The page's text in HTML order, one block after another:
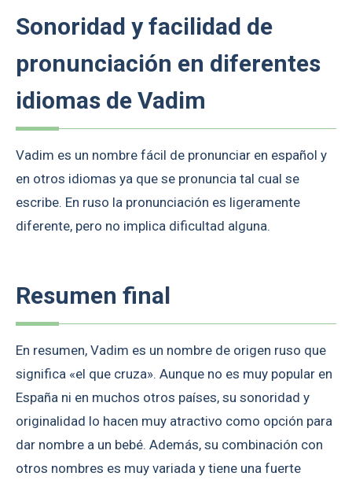
Sonoridad y facilidad de
pronunciación en diferentes
idiomas de Vadim
Vadim es un nombre fácil de pronunciar en español y
en otros idiomas ya que se pronuncia tal cual se
escribe. En ruso la pronunciación es ligeramente
diferente, pero no implica dificultad alguna.
Resumen final
En resumen, Vadim es un nombre de origen ruso que
significa «el que cruza». Aunque no es muy popular en
España ni en muchos otros países, su sonoridad y
originalidad lo hacen muy atractivo como opción para
dar nombre a un bebé. Además, su combinación con
otros nombres es muy variada y tiene una fuerte